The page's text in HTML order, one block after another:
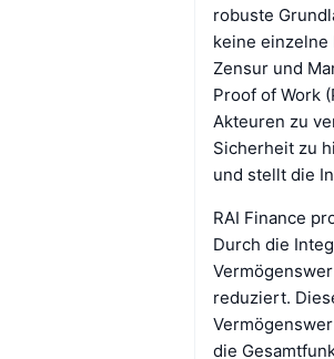
robuste
keine einzelne
Zensur und
Proof of Work
Akteuren zu
Sicherheit zu
und stellt die
RAI Finance
Durch die
reduziert.
die